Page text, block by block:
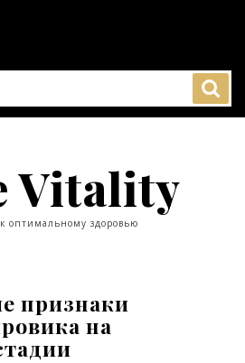
Vitality
оптимальному здоровью
признаки
на